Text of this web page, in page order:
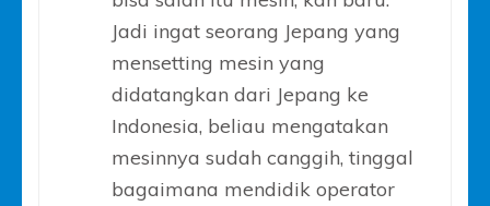
Jadi ingat seorang Jepang yang
mensetting mesin yang
didatangkan dari Jepang ke
Indonesia, beliau mengatakan
mesinnya sudah canggih, tinggal
bagaimana mendidik operator